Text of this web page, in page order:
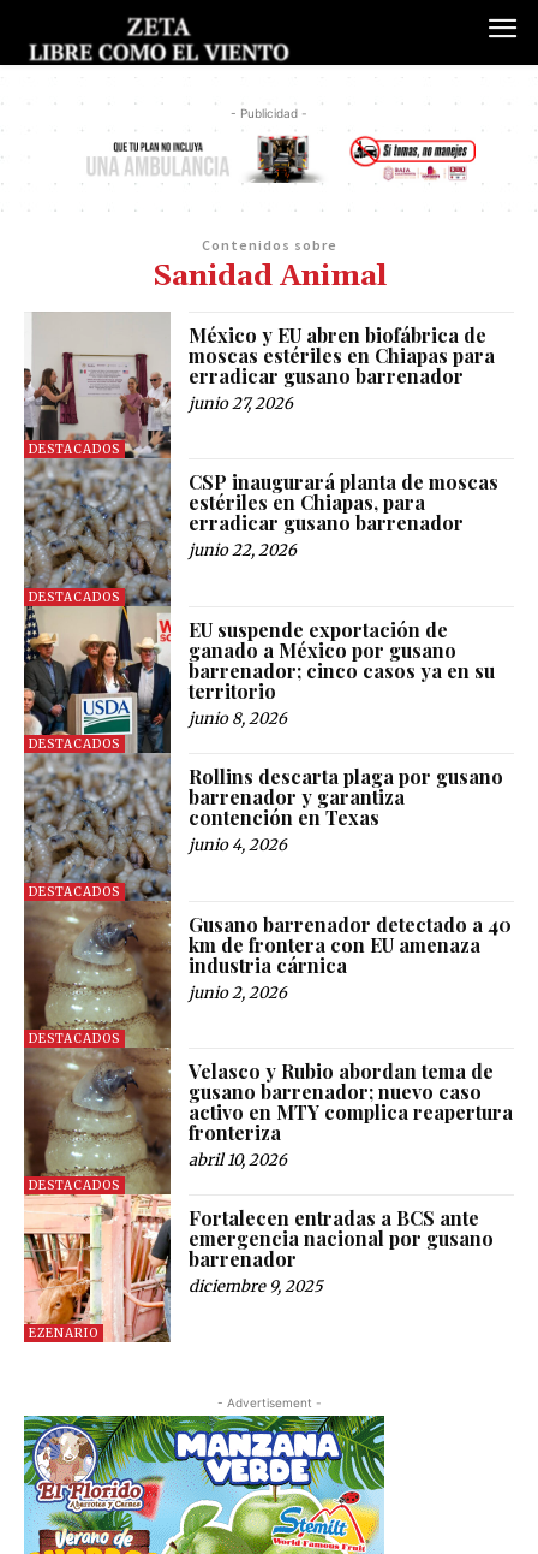
- Publicidad -
Contenidos sobre
Sanidad Animal
DESTACADOS
México y EU abren biofábrica de
moscas estériles en Chiapas para
erradicar gusano barrenador
junio 27, 2026
DESTACADOS
CSP inaugurará planta de moscas
estériles en Chiapas, para
erradicar gusano barrenador
junio 22, 2026
DESTACADOS
EU suspende exportación de
ganado a México por gusano
barrenador; cinco casos ya en su
territorio
junio 8, 2026
DESTACADOS
Rollins descarta plaga por gusano
barrenador y garantiza
contención en Texas
junio 4, 2026
DESTACADOS
Gusano barrenador detectado a 40
km de frontera con EU amenaza
industria cárnica
junio 2, 2026
DESTACADOS
Velasco y Rubio abordan tema de
gusano barrenador; nuevo caso
activo en MTY complica reapertura
fronteriza
abril 10, 2026
EZENARIO
Fortalecen entradas a BCS ante
emergencia nacional por gusano
barrenador
diciembre 9, 2025
- Advertisement -